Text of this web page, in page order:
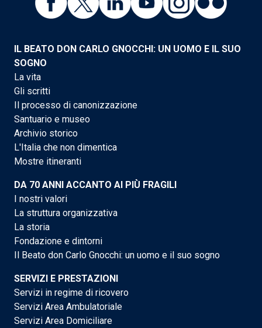
IL BEATO DON CARLO GNOCCHI: UN UOMO E IL SUO
SOGNO
La vita
Gli scritti
Il processo di canonizzazione
Santuario e museo
Archivio storico
L'Italia che non dimentica
Mostre itineranti
DA 70 ANNI ACCANTO AI PIÙ FRAGILI
I nostri valori
La struttura organizzativa
La storia
Fondazione e dintorni
Il Beato don Carlo Gnocchi: un uomo e il suo sogno
SERVIZI E PRESTAZIONI
Servizi in regime di ricovero
Servizi Area Ambulatoriale
Servizi Area Domiciliare